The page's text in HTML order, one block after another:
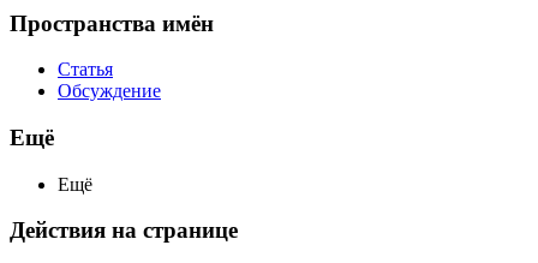
Пространства имён
Статья
Обсуждение
Ещё
Ещё
Действия на странице